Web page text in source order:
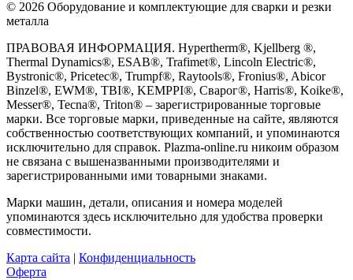
© 2026 Оборудование и комплектующие для сварки и резки
металла
ПРАВОВАЯ ИНФОРМАЦИЯ. Hypertherm®, Kjellberg ®,
Thermal Dynamics®, ESAB®, Trafimet®, Lincoln Electric®,
Bystronic®, Pricetec®, Trumpf®, Raytools®, Fronius®, Abicor
Binzel®, EWM®, TBI®, KEMPPI®, Сварог®, Harris®, Koike®,
Messer®, Tecna®, Triton® – зарегистрированные торговые
марки. Все торговые марки, приведенные на сайте, являются
собственностью соответствующих компаний, и упоминаются
исключительно для справок. Plazma-online.ru никоим образом
не связана с вышеназванными производителями и
зарегистрированными ими товарными знаками.
Марки машин, детали, описания и номера моделей
упоминаются здесь исключительно для удобства проверки
совместимости.
Карта сайта | Конфиденциальность
Оферта